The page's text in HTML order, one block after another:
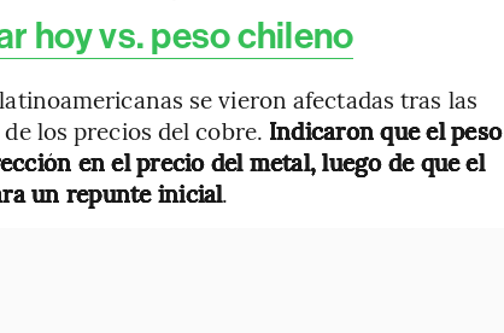
hoy vs. peso chileno
se vieron afectadas tras las
los precios del cobre. Indicaron que el peso
en el precio del metal, luego de que el
un repunte inicial.